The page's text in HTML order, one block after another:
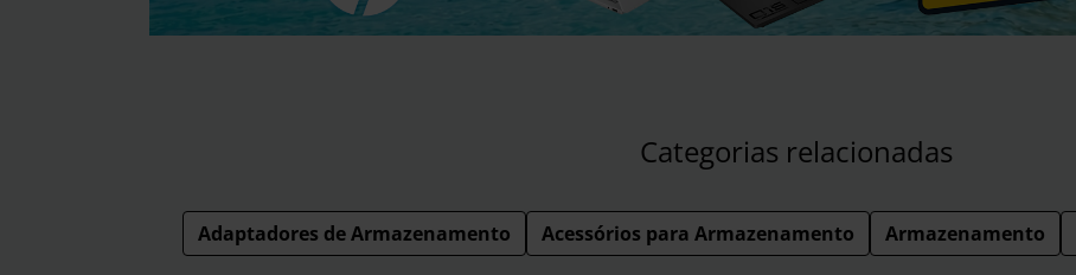
Categorias relacionadas
Adaptadores de Armazenamento Acessórios para Armazenamento Armazenamento